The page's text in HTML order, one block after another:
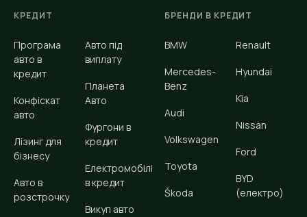
КРЕДИТ
Програма
авто в
кредит
Конфіскат
авто
Лізинг для
бізнесу
Авто в
розстрочку
Авто під
виплату
Планета
Авто
Фургони в
кредит
Електромобілі
в кредит
Викуп авто
БРЕНДИ В КРЕДИТ
BMW
Mercedes-
Benz
Audi
Volkswagen
Toyota
Škoda
Renault
Hyundai
Kia
Nissan
Ford
BYD
(електро)